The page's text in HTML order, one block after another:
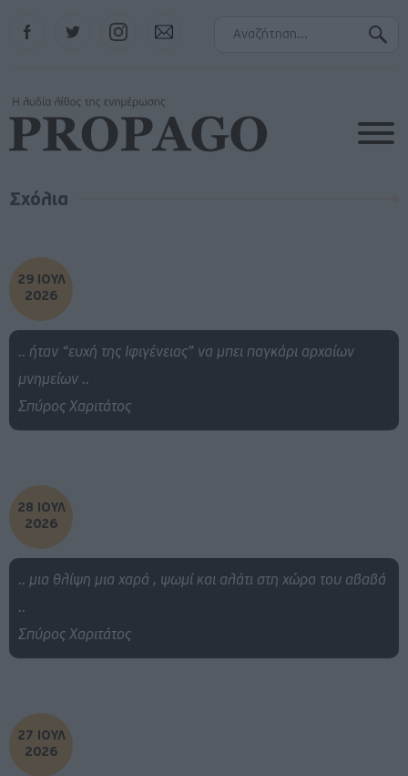
Instagram
Σχόλια
29 ΙΟΥΛ
2026
.. ήταν “ευχή της Ιφιγένειας” να μπει παγκάρι αρχαίων
μνημείων ..
Σπύρος Χαριτάτος
28 ΙΟΥΛ
2026
.. μια θλίψη μια χαρά , ψωμί και αλάτι στη χώρα του αβαβά
..
Σπύρος Χαριτάτος
27 ΙΟΥΛ
2026